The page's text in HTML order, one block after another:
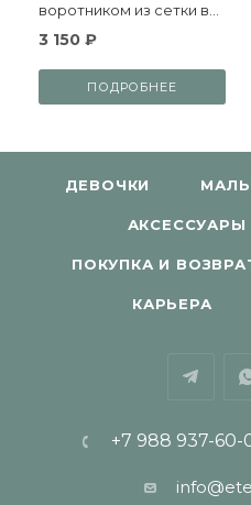
воротником из сетки в
горох
3 150 ₽
ПОДРОБНЕЕ
ДЕВОЧКИ
АКСЕССУАРЫ
ПОКУПКА И
КАРЬЕРА
+7 988 937-60-